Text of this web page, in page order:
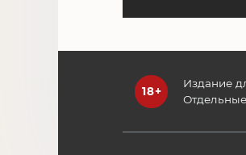
Издание